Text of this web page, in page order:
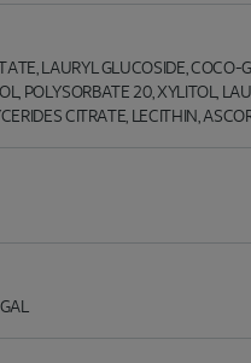
LAURYL GLUCOSIDE, COCO-
POLYSORBATE 20, XYLITOL,
CITRATE, LECITHIN,